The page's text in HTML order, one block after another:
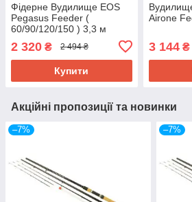
Фідерне Вудилище EOS
Pegasus Feeder (
60/90/120/150 ) 3,3 м
2 320 ₴ 2 494 ₴
Купити
Airone
3 144₴
Акційні пропозиції та новинки
–7% –7%